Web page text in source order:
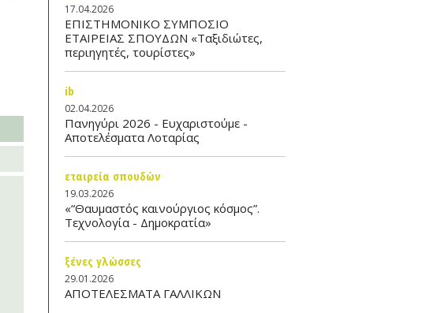
17.04.2026
ΕΠΙΣΤΗΜΟΝΙΚΟ ΣΥΜΠΟΣΙΟ
ΕΤΑΙΡΕΙΑΣ ΣΠΟΥΔΩΝ «Ταξιδιώτες,
περιηγητές, τουρίστες»
ib
02.04.2026
Πανηγύρι 2026 - Ευχαριστούμε -
Αποτελέσματα Λοταρίας
εταιρεία σπουδών
19.03.2026
«“Θαυμαστός καινούργιος κόσμος”.
Τεχνολογία - Δημοκρατία»
ξένες γλώσσες
29.01.2026
ΑΠΟΤΕΛΕΣΜΑΤΑ ΓΑΛΛΙΚΩΝ